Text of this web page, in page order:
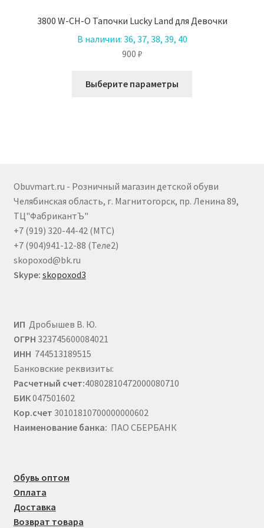
3800 W-CH-O Тапочки Lucky Land для Девочки
В наличии: 36, 37, 38, 39, 40
900 ₽
Выберите параметры
выбрать
на
Obuvmart.ru - Розничный магазин детской обуви
Челябинская область, г. Магнитогорск, пр. Ленина 89,
ТЦ"ФабрикантЪ"
+7 (919) 320-44-42 (МТС)
+7 (904)941-12-88 (Теле2)
skopoxod@bk.ru
Skype: skopoxod3
ИП Дробышев В. Ю.
ОГРН 323745600084021
ИНН 744513189515
Банковские реквизиты:
Расчетный счет:40802810472000080710
БИК047501602
Кор.счет 30101810700000000602
Наименование банка: ПАО СБЕРБАНК
Обувь оптом
Оплата
Доставка
Возврат товара